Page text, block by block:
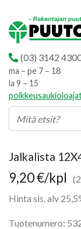
(03) 3142
ma – pe 7 – 18
la 9 – 15
Jalkalista
9,20€/kpl
Hinta sis. alv
Tuotenumero: